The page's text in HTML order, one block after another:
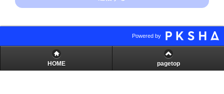
Powered by
HOME pagetop